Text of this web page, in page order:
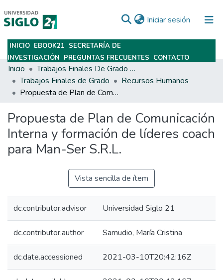
Iniciar sesión (current)
Subir
INICIO EBOOK21 SECRETARÍA DE
INVESTIGACIÓN PREGUNTAS FRECUENTES CONTACTO
Inicio
Trabajos Finales De Grado Y Posgrado
Trabajos Finales de Grado
Recursos Humanos
Propuesta de Plan de Comunicación Interna y formación de líderes coach para Man-Ser S.R.L.
Propuesta de Plan de Comunicación
Interna y formación de líderes coach
para Man-Ser S.R.L.
Vista sencilla de ítem
dc.contributor.advisor Universidad Siglo 21
dc.contributor.author Samudio, María Cristina
dc.date.accessioned 2021-03-10T20:42:16Z